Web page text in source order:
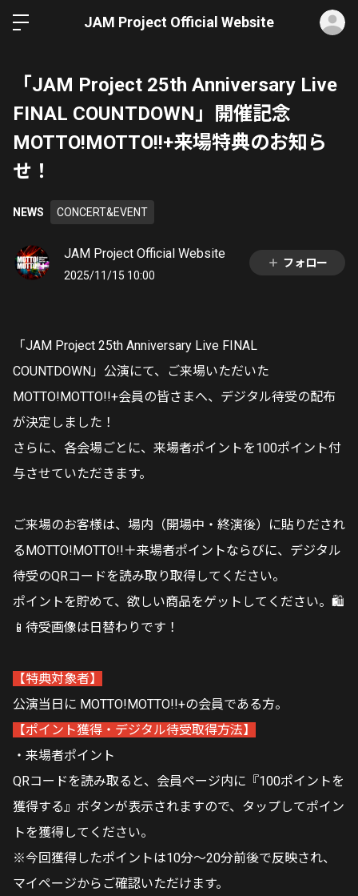
JAM Project Official Website
「JAM Project 25th Anniversary Live
FINAL COUNTDOWN」開催記念
MOTTO!MOTTO!!+来場特典のお知ら
せ！
NEWS CONCERT&EVENT
JAM Project Official Website
2025/11/15 10:00
フォロー
「JAM Project 25th Anniversary Live FINAL
COUNTDOWN」公演にて、ご来場いただいた
MOTTO!MOTTO!!+会員の皆さまへ、デジタル待受の配布
が決定しました！
さらに、各会場ごとに、来場者ポイントを100ポイント付
与させていただきます。
ご来場のお客様は、場内（開場中・終演後）に貼りだされ
るMOTTO!MOTTO!!＋来場者ポイントならびに、デジタル
待受のQRコードを読み取り取得してください。
ポイントを貯めて、欲しい商品をゲットしてください。🛍
📱待受画像は日替わりです！
【特典対象者】
公演当日に MOTTO!MOTTO!!+の会員である方。
【ポイント獲得・デジタル待受取得方法】
・来場者ポイント
QRコードを読み取ると、会員ページ内に『100ポイントを
獲得する』ボタンが表示されますので、タップしてポイン
トを獲得してください。
※今回獲得したポイントは10分～20分前後で反映され、
マイページからご確認いただけます。